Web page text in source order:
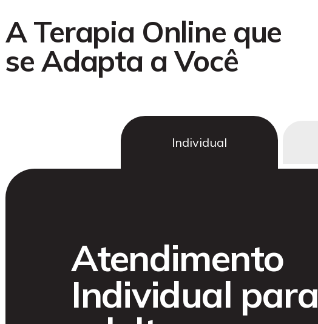
A Terapia Online que
se Adapta a Você
Individual
Atendimento
Individual para